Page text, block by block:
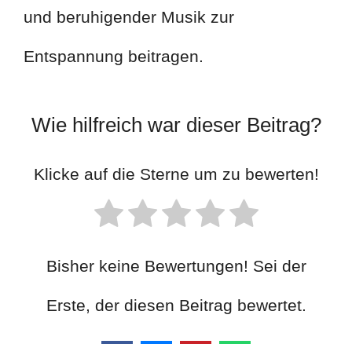
und beruhigender Musik zur
Entspannung beitragen.
Wie hilfreich war dieser Beitrag?
Klicke auf die Sterne um zu bewerten!
Bisher keine Bewertungen! Sei der
Erste, der diesen Beitrag bewertet.